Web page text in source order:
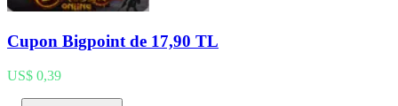
Cupon Bigpoint de 17,90 TL
US$ 0,39